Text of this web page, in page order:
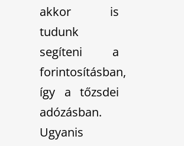
akkor is
tudunk
segíteni a
forintosításban,
így a tőzsdei
adózásban.
Ugyanis